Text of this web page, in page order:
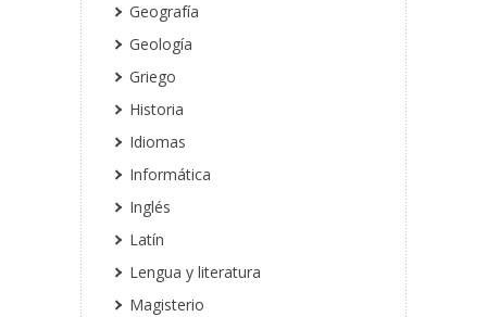
Geografía
Geología
Griego
Historia
Idiomas
Informática
Inglés
Latín
Lengua y literatura
Magisterio